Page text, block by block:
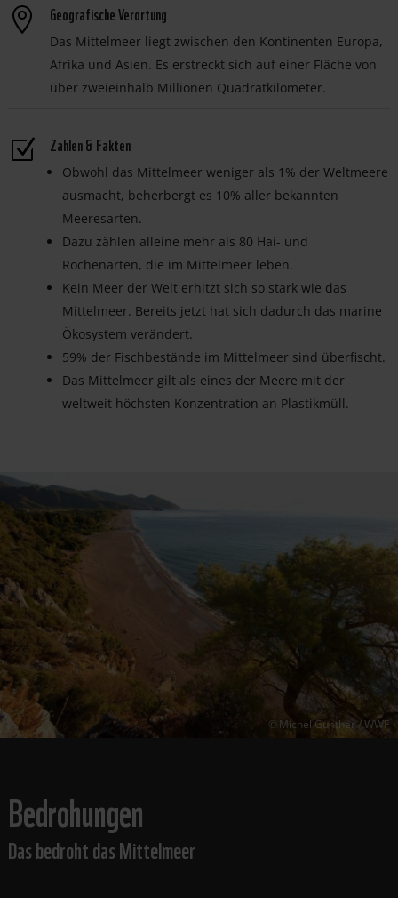
 Geografische Verortung
Das Mittelmeer liegt zwischen den Kontinenten Europa,
Afrika und Asien. Es erstreckt sich auf einer Fläche von
über zweieinhalb Millionen Quadratkilometer.
Z Zahlen & Fakten
Obwohl das Mittelmeer weniger als 1% der Weltmeere
ausmacht, beherbergt es 10% aller bekannten
Meeresarten.
Dazu zählen alleine mehr als 80 Hai- und
Rochenarten, die im Mittelmeer leben.
Kein Meer der Welt erhitzt sich so stark wie das
Mittelmeer. Bereits jetzt hat sich dadurch das marine
Ökosystem verändert.
59% der Fischbestände im Mittelmeer sind überfischt­­­­­­.
Das Mittelmeer gilt als eines der Meere mit der
weltweit höchsten Konzentration an Plastikmüll.
Michel Gunther / WWF
Bedrohungen
Das bedroht das Mittelmeer